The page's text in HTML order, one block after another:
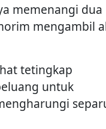
memenangi dua
mengambil
tetingkap
untuk